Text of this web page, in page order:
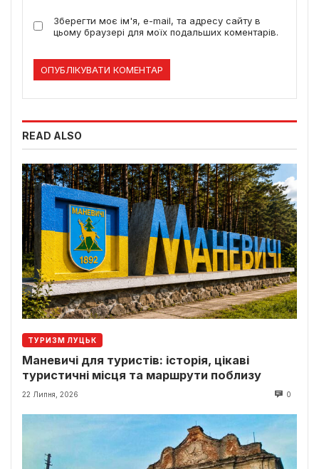
Зберегти моє ім'я, e-mail, та адресу сайту в
цьому браузері для моїх подальших коментарів.
READ ALSO
ТУРИЗМ ЛУЦЬК
Маневичі для туристів: історія, цікаві
туристичні місця та маршрути поблизу
22 Липня, 2026 0